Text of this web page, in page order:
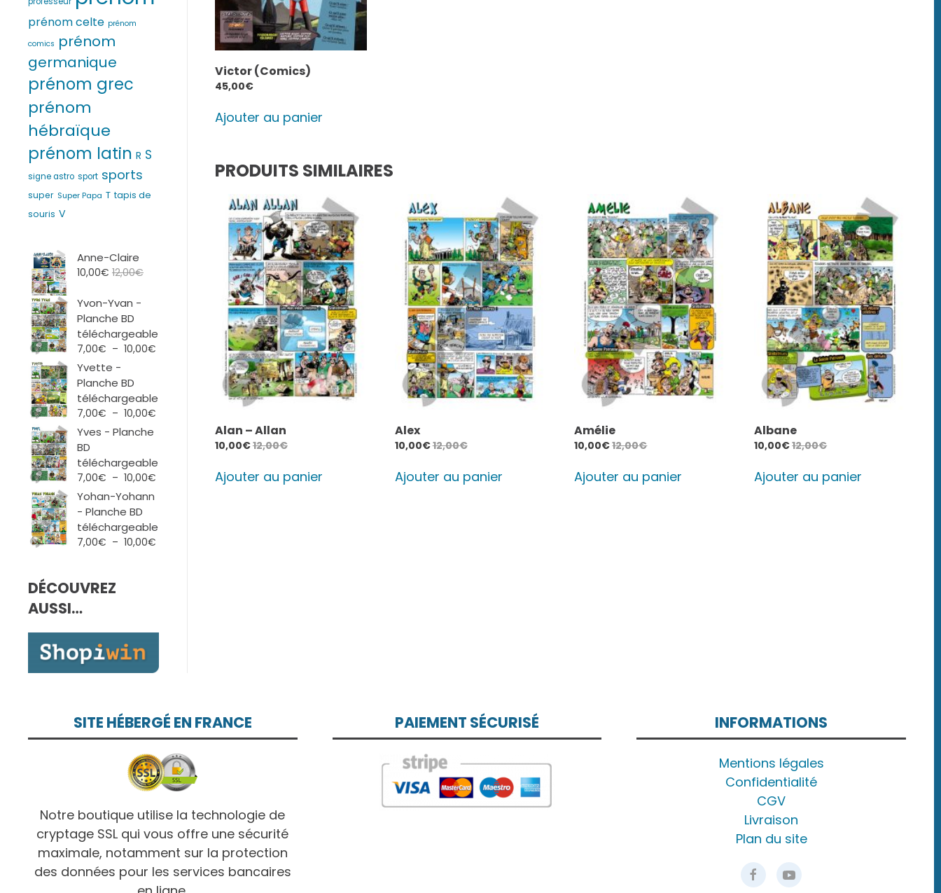
Victor (Comics)
45,00€
Ajouter au panier
PRODUITS SIMILAIRES
Alan – Allan
10,00€12,00€
Ajouter au panier
Alex
10,00€12,00€
Ajouter au panier
Amélie
10,00€12,00€
Ajouter au panier
Albane
10,00€12,00€
Ajouter au panier
prénom celte prénom
comics prénom
germanique
prénom grec
prénom
hébraïque
prénom latin R S
signe astro sport sports
super Super Papa T tapis de
souris V
Anne-Claire
10,00€ 12,00€
Yvon-Yvan -
Planche BD
téléchargeable
7,00€ – 10,00€
Yvette -
Planche BD
téléchargeable
7,00€ – 10,00€
Yves - Planche
BD
téléchargeable
7,00€ – 10,00€
Yohan-Yohann
- Planche BD
téléchargeable
7,00€ – 10,00€
DÉCOUVREZ
AUSSI…
SITE HÉBERGÉ EN FRANCE
Notre boutique utilise la technologie de
cryptage SSL qui vous offre une sécurité
maximale, notamment sur la protection
des données pour les services bancaires
PAIEMENT SÉCURISÉ INFORMATIONS
Mentions légales
Confidentialité
CGV
Livraison
Plan du site